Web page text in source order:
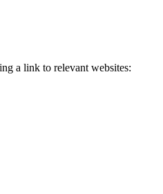
a link to relevant websites: